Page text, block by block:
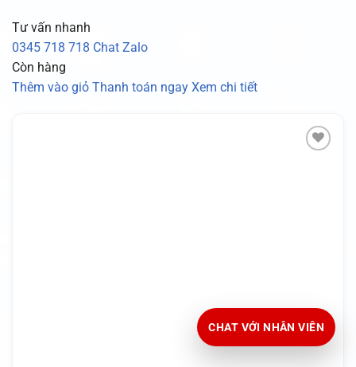
Tư vấn nhanh
0345 718 718 Chat Zalo
Còn hàng
Thêm vào giỏ Thanh toán ngay Xem chi tiết
CHAT VỚI NHÂN VIÊN